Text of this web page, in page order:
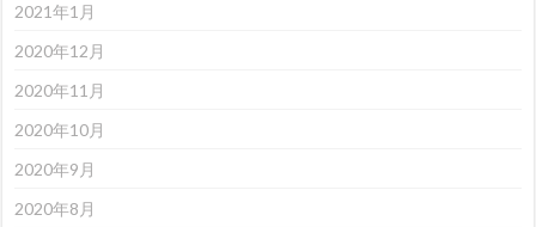
2021年1月
2020年12月
2020年11月
2020年10月
2020年9月
2020年8月